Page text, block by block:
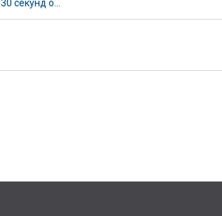
30 секунд о...